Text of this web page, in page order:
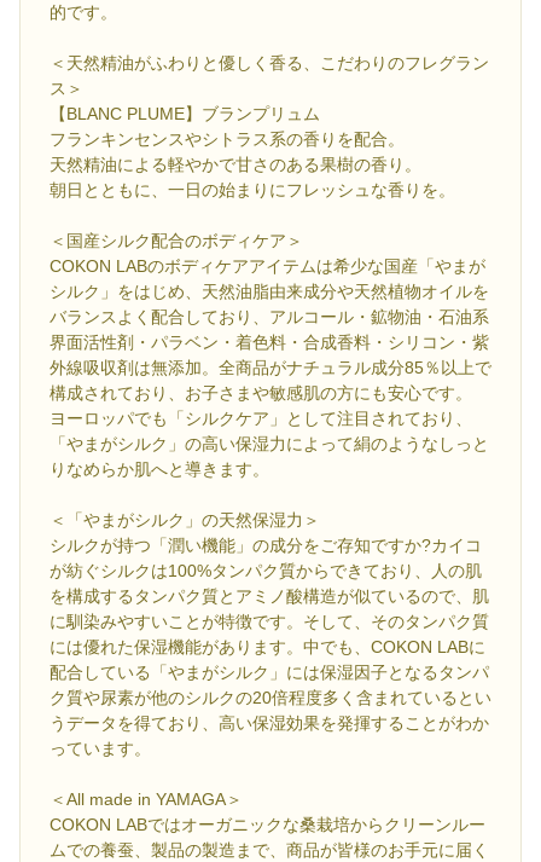
的です。
＜天然精油がふわりと優しく香る、こだわりのフレグラン
ス＞
【BLANC PLUME】ブランプリュム
フランキンセンスやシトラス系の香りを配合。
天然精油による軽やかで甘さのある果樹の香り。
朝日とともに、一日の始まりにフレッシュな香りを。
＜国産シルク配合のボディケア＞
COKON LABのボディケアアイテムは希少な国産「やまが
シルク」をはじめ、天然油脂由来成分や天然植物オイルを
バランスよく配合しており、アルコール・鉱物油・石油系
界面活性剤・パラベン・着色料・合成香料・シリコン・紫
外線吸収剤は無添加。全商品がナチュラル成分85％以上で
構成されており、お子さまや敏感肌の方にも安心です。
ヨーロッパでも「シルクケア」として注目されており、
「やまがシルク」の高い保湿力によって絹のようなしっと
りなめらか肌へと導きます。
＜「やまがシルク」の天然保湿力＞
シルクが持つ「潤い機能」の成分をご存知ですか?カイコ
が紡ぐシルクは100%タンパク質からできており、人の肌
を構成するタンパク質とアミノ酸構造が似ているので、肌
に馴染みやすいことが特徴です。そして、そのタンパク質
には優れた保湿機能があります。中でも、COKON LABに
配合している「やまがシルク」には保湿因子となるタンパ
ク質や尿素が他のシルクの20倍程度多く含まれているとい
うデータを得ており、高い保湿効果を発揮することがわか
っています。
＜All made in YAMAGA＞
COKON LABではオーガニックな桑栽培からクリーンルー
ムでの養蚕、製品の製造まで、商品が皆様のお手元に届く